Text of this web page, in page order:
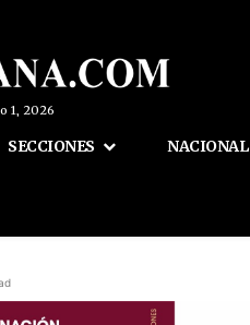
1, 2026
SECCIONES NACIONAL